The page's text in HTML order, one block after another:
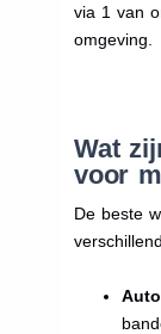
via 1 van
omgeving.
Wat
voor
De beste